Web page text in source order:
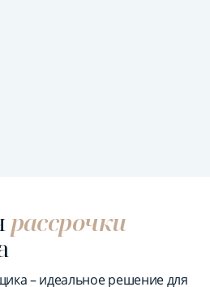
рассрочки
– идеальное решение для